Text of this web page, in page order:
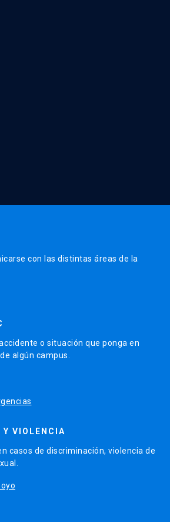
con las distintas áreas de la
o situación que ponga en
algún campus.
Y VIOLENCIA
casos de discriminación, violencia de